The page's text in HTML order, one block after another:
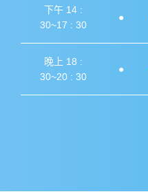
下午 14 :
30~17 : 30
●
晚上 18 :
30~20 : 30
●